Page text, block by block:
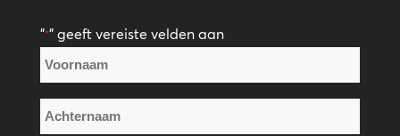
"*" geeft vereiste velden aan
Naam
*